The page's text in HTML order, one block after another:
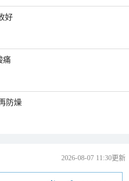
好
痛
防燥
2026-08-07 11:30更新